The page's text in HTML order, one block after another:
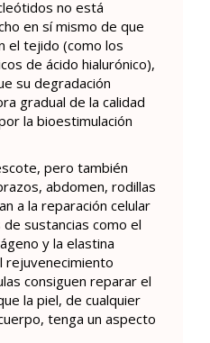
no está
en sí mismo de que
el tejido (como los
de ácido hialurónico),
su degradación
gradual de la calidad
la bioestimulación
pero también
abdomen, rodillas
a la reparación celular
sustancias como el
y la elastina
rejuvenecimiento
consiguen reparar el
la piel, de cualquier
tenga un aspecto